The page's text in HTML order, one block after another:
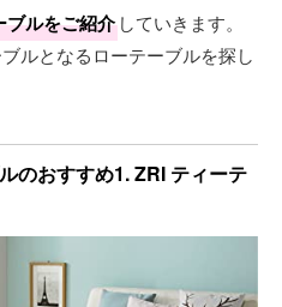
ブルをご紹介 していきます。
ルとなるローテーブルを探し
のおすすめ1. ZRI ティーテ